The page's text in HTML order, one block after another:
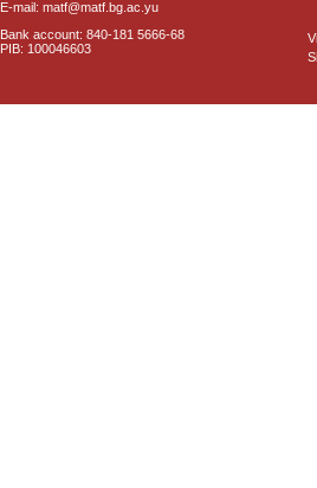
E-mail: matf@matf.bg.ac.yu
Bank account: 840-181 5666-68
PIB: 100046603